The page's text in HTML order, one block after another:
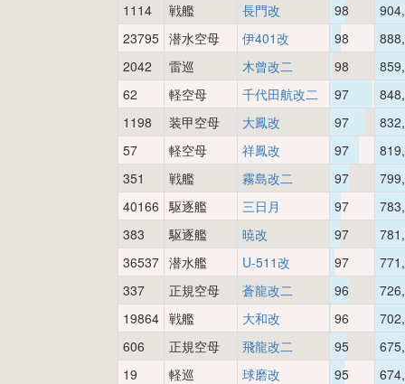
1114
戦艦 長門改 98
23795 潜水空母 伊401改 98
2042
雷巡 木曾改二 98
62
軽空母 千代田航改二 97
1198
装甲空母 大鳳改 97
57
軽空母 祥鳳改 97
351
戦艦 霧島改二 97
40166 駆逐艦 三日月 97
383
駆逐艦 暁改 97
36537 潜水艦 U-511改 97
337
正規空母 蒼龍改二 96
19864 戦艦 大和改 96
606
正規空母 飛龍改二 95
19
軽巡 球磨改 95